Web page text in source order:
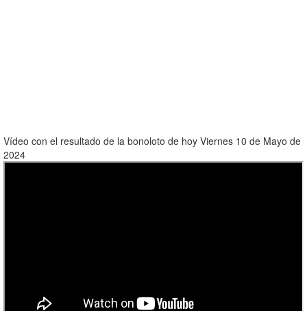
Vídeo con el resultado de la bonoloto de hoy Viernes 10 de Mayo de
2024